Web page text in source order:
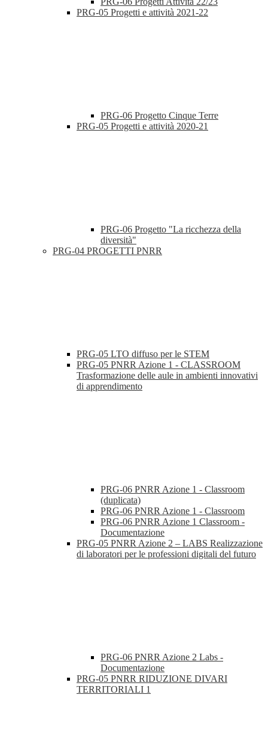
PRG-05 Progetti e attività 2021-22
PRG-06 Progetto Cinque Terre
PRG-05 Progetti e attività 2020-21
PRG-06 Progetto "La ricchezza della
diversità"
PRG-04 PROGETTI PNRR
PRG-05 LTO diffuso per le STEM
PRG-05 PNRR Azione 1 - CLASSROOM
Trasformazione delle aule in ambienti innovativi
di apprendimento
PRG-06 PNRR Azione 1 - Classroom
(duplicata)
PRG-06 PNRR Azione 1 - Classroom
PRG-06 PNRR Azione 1 Classroom -
Documentazione
PRG-05 PNRR Azione 2 – LABS Realizzazione
di laboratori per le professioni digitali del futuro
PRG-06 PNRR Azione 2 Labs -
Documentazione
PRG-05 PNRR RIDUZIONE DIVARI
TERRITORIALI 1